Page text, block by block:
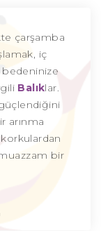
çarşamba
iç
bedeninize
Balıklar.
arınma
bir